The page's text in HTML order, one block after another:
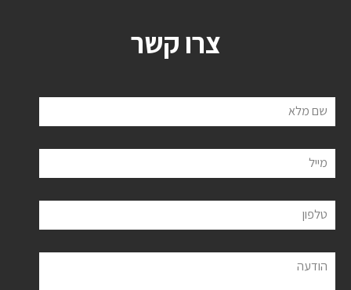
צרו קשר
שם מלא
מייל
טלפון
הודעה